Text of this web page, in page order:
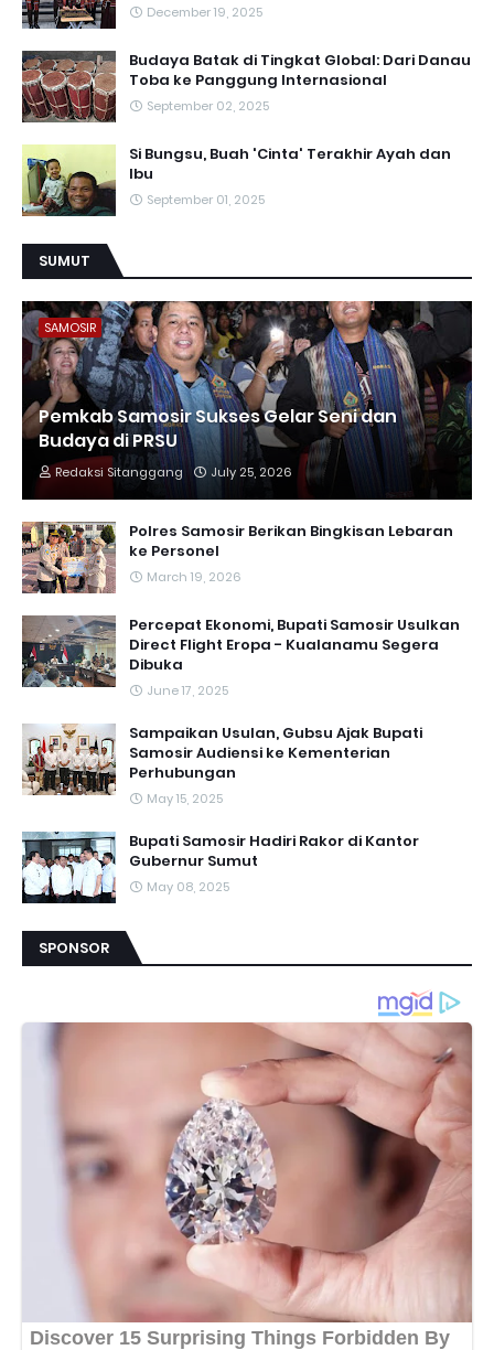
December 19, 2025
Budaya Batak di Tingkat Global: Dari Danau
Toba ke Panggung Internasional
September 02, 2025
Si Bungsu, Buah 'Cinta' Terakhir Ayah dan
Ibu
September 01, 2025
SUMUT
SAMOSIR
Pemkab Samosir Sukses Gelar Seni dan
Budaya di PRSU
Redaksi Sitanggang July 25, 2026
Polres Samosir Berikan Bingkisan Lebaran
ke Personel
March 19, 2026
Percepat Ekonomi, Bupati Samosir Usulkan
Direct Flight Eropa - Kualanamu Segera
Dibuka
June 17, 2025
Sampaikan Usulan, Gubsu Ajak Bupati
Samosir Audiensi ke Kementerian
Perhubungan
May 15, 2025
Bupati Samosir Hadiri Rakor di Kantor
Gubernur Sumut
May 08, 2025
SPONSOR